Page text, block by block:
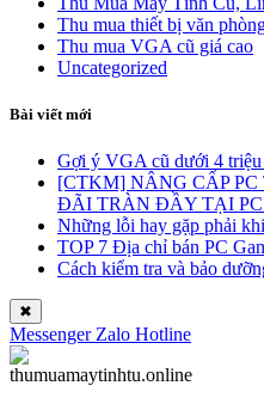
Thu mua thiết bị văn
Thu mua VGA cũ giá cao
Uncategorized
Bài viết mới
Gợi ý VGA cũ dưới 4 triệu
[CTKM] NÂNG CẤP
ĐÃI TRÀN ĐẦY TẠI
Những lỗi hay gặp phải
TOP 7 Địa chỉ bán PC
Cách kiểm tra và bảo
✖
Messenger Zalo Hotline